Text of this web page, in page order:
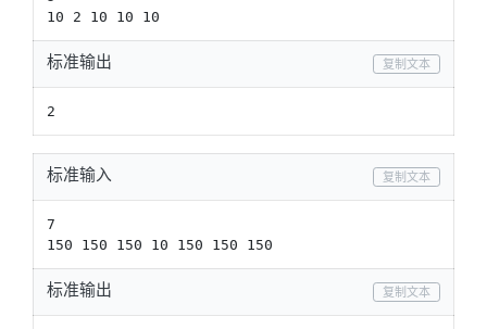
10 2 10 10 10
标准输出 复制文本
2
标准输入 复制文本
7
150 150 150 10 150 150 150
标准输出 复制文本